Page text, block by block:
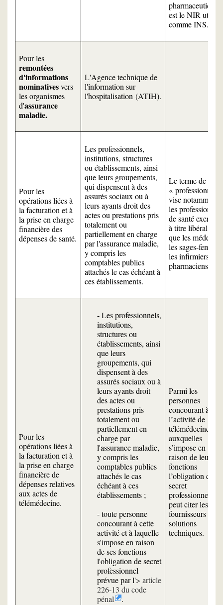
pharmaceutique
est le NIR utilisé
comme INS.
Pour les
remontées
d'informations
nominativesvers
les organismes
d'assurance
maladie.
L'Agence technique de
l'information sur
l'hospitalisation (ATIH).
Pour les
opérations liées à
la facturation et à
la prise en charge
financière des
dépenses de santé.
Les professionnels,
institutions, structures
ou établissements, ainsi
que leurs groupements,
qui dispensent à des
assurés sociaux ou à
leurs ayants droit des
actes ou prestations pris
totalement ou
partiellement en charge
par l'assurance maladie,
y compris les
comptables publics
attachés le cas échéant à
ces établissements.
Le terme de
« professionnels
vise notamment
les professionnels
de santé exerçant
à titre libéral, tels
que les
les sages-
les infirmiers, les
pharmaciens, etc.
Pour les
opérations liées à
la facturation et à
la prise en charge
financière de
dépenses relatives
aux actes de
télémédecine.
- Les professionnels,
institutions,
structures ou
établissements, ainsi
que leurs
groupements, qui
dispensent à des
assurés sociaux ou à
leurs ayants droit
des actes ou
prestations pris
totalement ou
partiellement en
charge par
l'assurance maladie,
y compris les
comptables publics
attachés le cas
échéant à ces
établissements ;
- toute personne
concourant à cette
activité et à laquelle
s'impose en raison
de ses fonctions
l'obligation de secret
professionnel
prévue par l'
article
226-13 du code
pénal
.
Parmi les
personnes
concourant à
l’activité de
télémédecine,
auxquelles
s’impose en
raison de leurs
fonctions
l’obligation de
secret
professionnel,
peut citer les
fournisseurs de
solutions
techniques.